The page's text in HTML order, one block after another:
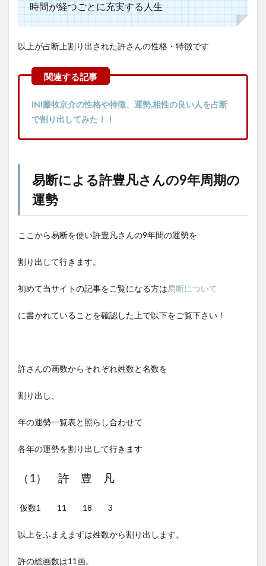
時間が経つごとに充実する人生
以上が占断上割り出された許さんの性格・特徴です
INI藤牧京介の性格や特徴、運勢,相性の良い人を占断
で割り出してみた！！
易断による許豊凡さんの9年周期の
運勢
ここから易断を使い許豊凡さんの9年間の運勢を
割り出して行きます。
初めて当サイトの記事をご覧になる方は易断について
に書かれていることを確認した上で以下をご覧下さい！
許さんの画数からそれぞれ姓数と名数を
割り出し、
年の運勢一覧表と照らし合わせて
各年の運勢を割り出して行きます
（1） 許 豊 凡
仮数1 11 18 3
以上をふまえまずは姓数から割り出します。
許の総画数は11画。